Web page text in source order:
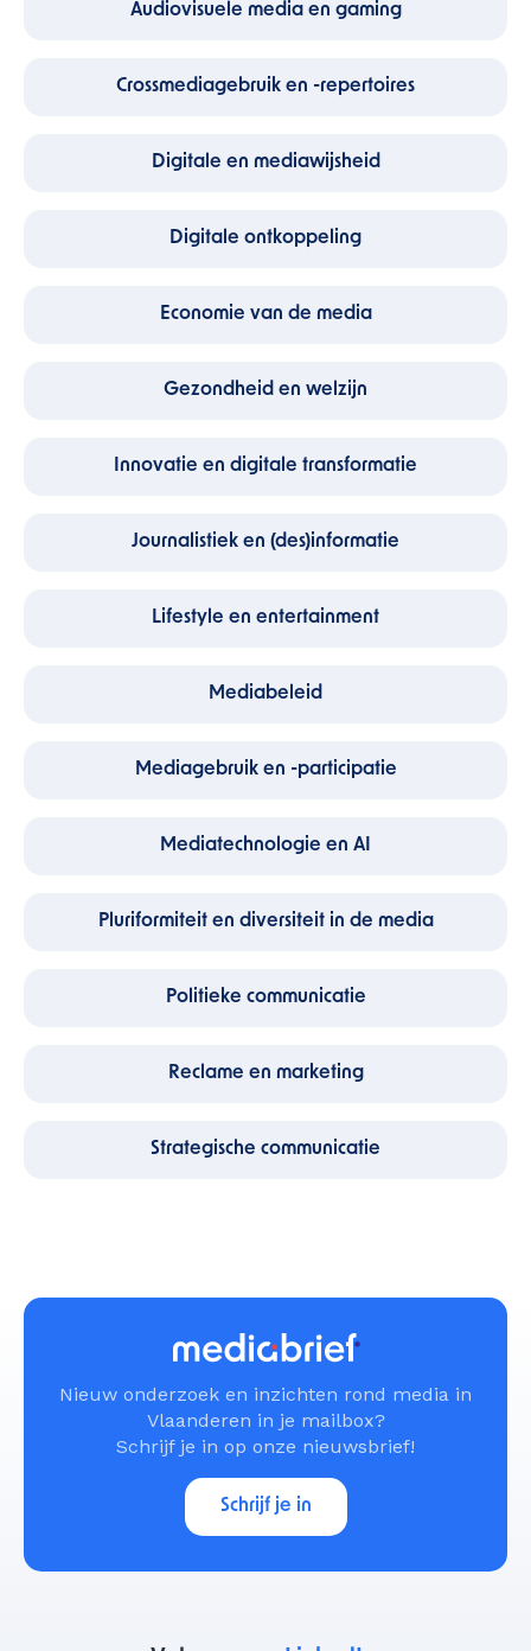
Audiovisuele media en gaming
Crossmediagebruik en -repertoires
Digitale en mediawijsheid
Digitale ontkoppeling
Economie van de media
Gezondheid en welzijn
Innovatie en digitale transformatie
Journalistiek en (des)informatie
Lifestyle en entertainment
Mediabeleid
Mediagebruik en -participatie
Mediatechnologie en AI
Pluriformiteit en diversiteit in de media
Politieke communicatie
Reclame en marketing
Strategische communicatie
Nieuw onderzoek en inzichten rond media in
Vlaanderen in je mailbox?
Schrijf je in op onze nieuwsbrief!
Schrijf je in